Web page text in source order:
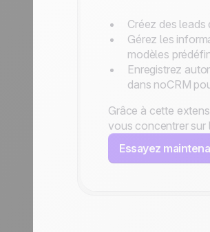
Créez des
Gérez les
modèles
Enregistrez
dans noCRM
Grâce à cette
vous concentrer sur
Essayez